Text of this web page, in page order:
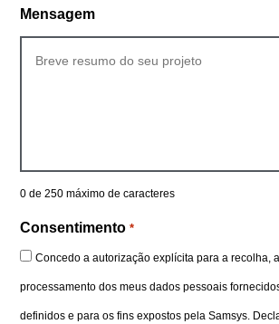
Mensagem
0 de 250 máximo de caracteres
Consentimento *
Concedo a autorização explícita para a recolha,
processamento dos meus dados pessoais
definidos e para os fins expostos pela Samsys.